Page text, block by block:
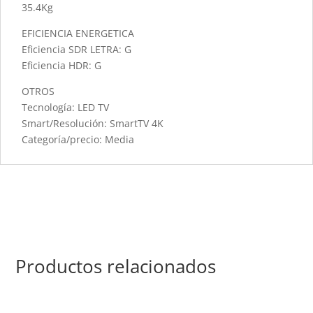
35.4Kg
EFICIENCIA ENERGETICA
Eficiencia SDR LETRA: G
Eficiencia HDR: G
OTROS
Tecnología: LED TV
Smart/Resolución: SmartTV 4K
Categoría/precio: Media
Productos relacionados